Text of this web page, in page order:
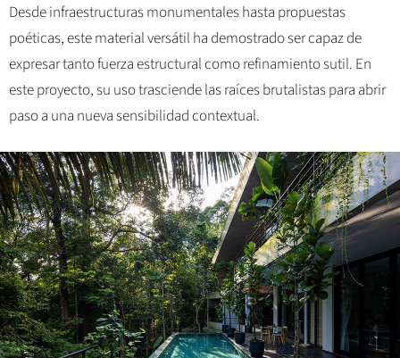
Desde infraestructuras monumentales hasta propuestas
poéticas, este material versátil ha demostrado ser capaz de
expresar tanto fuerza estructural como refinamiento sutil. En
este proyecto, su uso trasciende las raíces brutalistas para abrir
paso a una nueva sensibilidad contextual.